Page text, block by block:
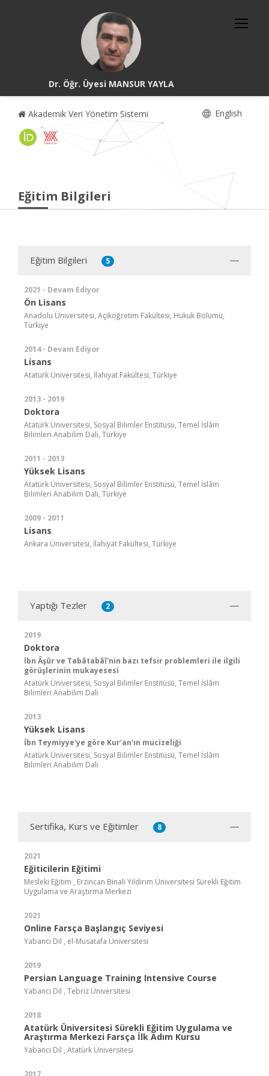
Dr. Öğr. Üyesi MANSUR YAYLA
Akademik Veri Yönetim Sistemi English
Eğitim Bilgileri
Eğitim Bilgileri 5
2021 - Devam Ediyor
Ön Lisans
Anadolu Üniversitesi, Açıköğretim Fakültesi, Hukuk Bölümü,
Türkiye
2014 - Devam Ediyor
Lisans
Atatürk Üniversitesi, İlahiyat Fakültesi, Türkiye
2013 - 2019
Doktora
Atatürk Üniversitesi, Sosyal Bilimler Enstitüsü, Temel İslâm
Bilimleri Anabilim Dalı, Türkiye
2011 - 2013
Yüksek Lisans
Atatürk Üniversitesi, Sosyal Bilimler Enstitüsü, Temel İslâm
Bilimleri Anabilim Dalı, Türkiye
2009 - 2011
Lisans
Ankara Üniversitesi, İlahiyat Fakültesi, Türkiye
Yaptığı Tezler 2
2019
Doktora
İbn Âşûr ve Tabâtabâî'nin bazı tefsir problemleri ile ilgili
görüşlerinin mukayesesi
Atatürk Üniversitesi, Sosyal Bilimler Enstitüsü, Temel İslâm
Bilimleri Anabilim Dalı
2013
Yüksek Lisans
İbn Teymiyye'ye göre Kur'an'ın mucizeliği
Atatürk Üniversitesi, Sosyal Bilimler Enstitüsü, Temel İslâm
Bilimleri Anabilim Dalı
Sertifika, Kurs ve Eğitimler 8
2021
Eğiticilerin Eğitimi
Mesleki Eğitim , Erzincan Binali Yıldırım Üniversitesi Sürekli Eğitim
Uygulama ve Araştırma Merkezi
2021
Online Farsça Başlangıç Seviyesi
Yabancı Dil , el-Musatafa Üniversitesi
2019
Persian Language Training Intensive Course
Yabancı Dil , Tebriz Üniversitesi
2018
Atatürk Üniversitesi Sürekli Eğitim Uygulama ve
Araştırma Merkezi Farsça İlk Adım Kursu
Yabancı Dil , Atatürk Üniversitesi
2017